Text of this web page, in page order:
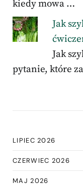
kiedy mowa …
Jak
Jak
pytanie, które
LIPIEC 2026
CZERWIEC 2026
MAJ 2026